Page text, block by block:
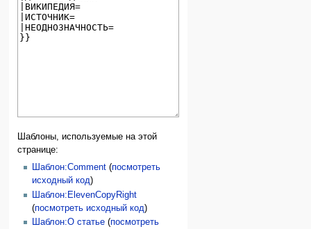
Шаблоны, используемые на этой
странице:
Шаблон:Comment(посмотреть
исходный код)
Шаблон:ElevenCopyRight
(посмотреть исходный код)
Шаблон:О статье(посмотреть